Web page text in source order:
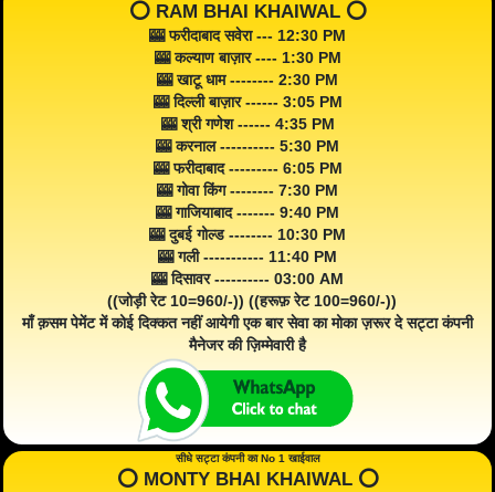
⭕️ RAM BHAI KHAIWAL ⭕️
🎰 फरीदाबाद सवेरा --- 12:30 PM
🎰 कल्याण बाज़ार ---- 1:30 PM
🎰 खाटू धाम -------- 2:30 PM
🎰 दिल्ली बाज़ार ------ 3:05 PM
🎰 श्री गणेश ------ 4:35 PM
🎰 करनाल ---------- 5:30 PM
🎰 फरीदाबाद --------- 6:05 PM
🎰 गोवा किंग -------- 7:30 PM
🎰 गाजियाबाद ------- 9:40 PM
🎰 दुबई गोल्ड -------- 10:30 PM
🎰 गली ----------- 11:40 PM
🎰 दिसावर ---------- 03:00 AM
((जोड़ी रेट 10=960/-)) ((हरूफ़ रेट 100=960/-))
माँ क़सम पेमेंट में कोई दिक्कत नहीं आयेगी एक बार सेवा का मोका ज़रूर दे सट्टा कंपनी
मैनेजर की ज़िम्मेवारी है
सीधे सट्टा कंपनी का No 1 खाईवाल
⭕️ MONTY BHAI KHAIWAL ⭕️